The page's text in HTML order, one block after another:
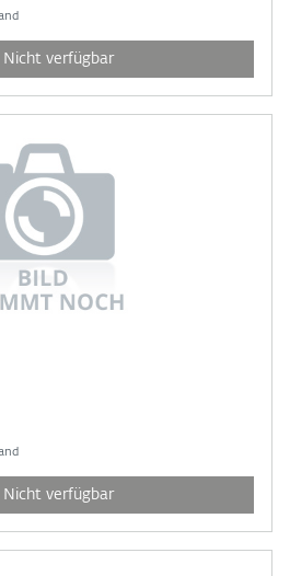
Nicht verfügbar
Nicht verfügbar